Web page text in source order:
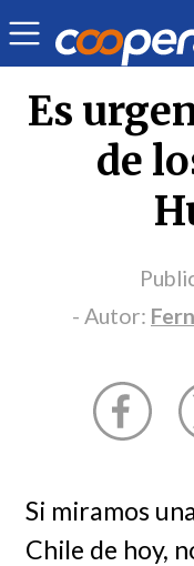
Opinión | Derechos
Es
de
- Autor:
Si miramos
Chile de hoy,